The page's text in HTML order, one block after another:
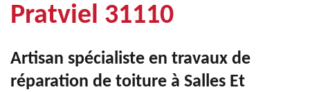
Pratviel 31110
Artisan spécialiste en travaux de
réparation de toiture à Salles Et